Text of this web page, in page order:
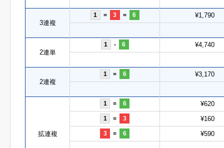
3連複
1 = 3 = 6 ¥1,790
2連単
1 - 6 ¥4,740
2連複
1 = 6 ¥3,170
拡連複
1 = 6 ¥620
1 = 3 ¥160
3 = 6 ¥590